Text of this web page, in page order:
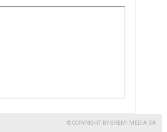
© COPYRIGHT BY GREMI MEDIA SA